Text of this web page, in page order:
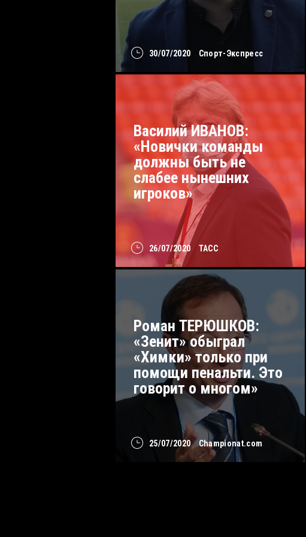
30/07/2020 Спорт-Экспресс
26/07/2020 ТАСС
Василий ИВАНОВ:
«Новички команды
должны быть не
слабее нынешних
игроков»
25/07/2020 Championat.com
Роман ТЕРЮШКОВ:
«Зенит» обыграл
«Химки» только при
помощи пенальти. Это
говорит о многом»